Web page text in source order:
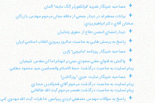
+ مصاحبه خبرنگار نشريه "فرانكفورتر آلگ ماينه" آلمان
+
بيانات معظم له در ديدار جمعي از علاقه مندان مرحوم مهندس بازرگان
سخنان آقاي دكتر ابراهيم يزدي:
+ ديدار اعضاي انجمن دفاع از حقوق زندانيان
+ پاسخ به پرسش هايي به مناسبت سالروز پيروزي انقلاب اسلامي ايران
+ مصاحبه خبرنگار روزنامه "مانيچي" ژاپن
+
واكنش به فتواي مفتي سعودي مبني بر انهدام اماكن مقدس شيعيان
پيام تسليت به مناسبت درگذشت حجة الاسلام والمسلمين سيد محمود مطلبي
+
مصاحبه خبرنگار سايت خبري "روزآنلاين"
پيام تسليت به مناسبت درگذشت مرحوم آقاي فخرالدين حجازي
پيام تسليت به مناسبت درگذشت همسر مرحوم آيت الله طالقاني
+
پاسخ به سؤالات مهندس مصطفي ايزدي پيرامون خاطرات آيت الله مهدوي كني